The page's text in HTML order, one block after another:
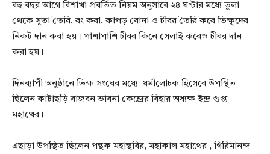
বহু বছর আগে বিশাখা প্রবর্তিত নিয়ম অনুসারে ২৪ ঘণ্টার মধ্যে তুলা
থেকে সুতা তৈরি, রং করা, কাপড় বোনা ও চীবর তৈরি করে ভিক্ষুদের
নিকট দান করা হয়। পাশাপাশি চীবর কিনে সেলাই করেও চীবর দান
করা হয়।
দিনব্যাপী অনুষ্ঠানে ভিক্ষ সংঘের মধ্যে ধর্মালোচক হিসেবে উপস্থিত
ছিলেন কাটাছড়ি রাজবন ভাবনা কেন্দ্রের বিহার অধ্যক্ষ ইন্দ্র গুপ্ত
মহাথের।
এছাড়া উপস্থিত ছিলেন পন্থক মহাস্থবির, মহাকাল মহাথের , গিরিমানন্দ